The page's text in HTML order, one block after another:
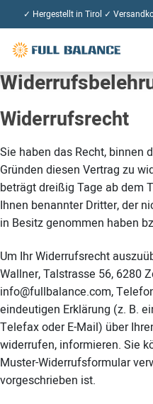
✓ Hergestellt in Tirol ✓
Widerrufsrecht
Sie haben das Recht, binnen
Gründen diesen Vertrag zu
beträgt dreißig Tage ab dem
Ihnen benannter Dritter, der
in Besitz genommen haben
Um Ihr Widerrufsrecht
Wallner, Talstrasse 56, 6280
info@fullbalance.com,
eindeutigen Erklärung (z. B.
Telefax oder E-Mail) über
widerrufen, informieren. Sie
Muster-Widerrufsformular
vorgeschrieben ist.